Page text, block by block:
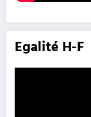
Egalité H-F